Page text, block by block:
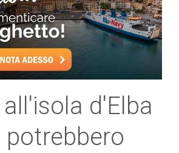
d'Elba
potrebbero